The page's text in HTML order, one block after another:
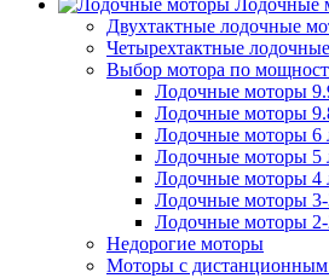
Лодочные
Двухтактные лодочные
Четырехтактные
Выбор мотора по
Лодочные моторы
Лодочные моторы
Лодочные моторы 6
Лодочные моторы 5
Лодочные моторы 4
Лодочные моторы 3-
Лодочные моторы 2-
Недорогие моторы
Моторы с дистанционным